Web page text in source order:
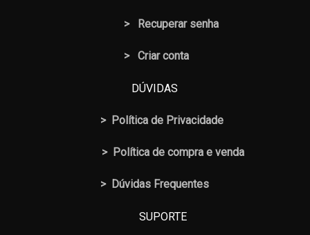
> Recuperar senha
> Criar conta
DÚVIDAS
> Política de Privacidade
> Política de compra e venda
> Dúvidas Frequentes
SUPORTE